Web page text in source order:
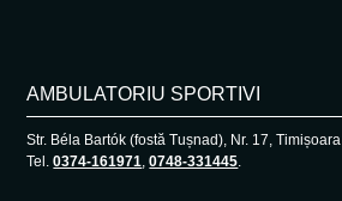
AMBULATORIU SPORTIVI
Str. Béla Bartók (fostă Tușnad), Nr. 17, Timișoara
Tel.0374-161971,0748-331445.